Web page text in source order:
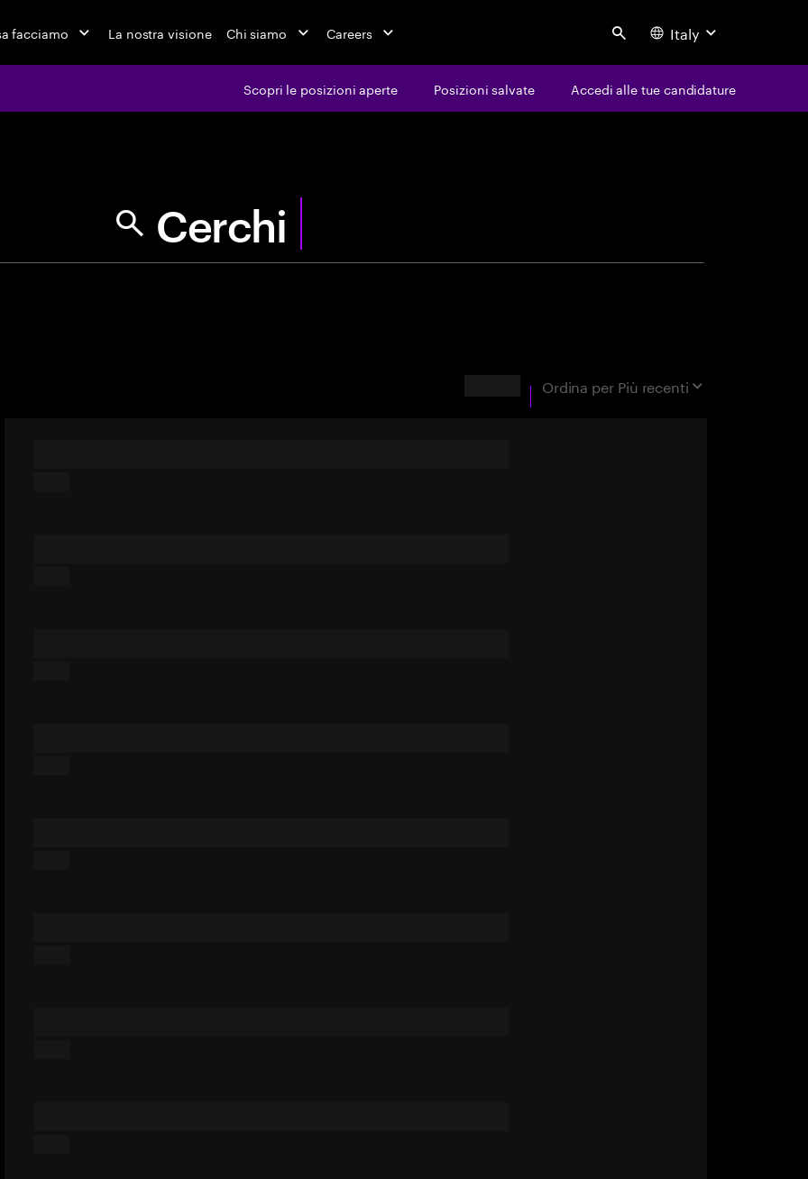
facciamo La nostra visione Chi siamo Careers Search Italy
Scopri le posizioni aperte Posizioni salvate Accedi alle tue candidature
Trova la tua prossima opportunità
Ordina per Più recenti